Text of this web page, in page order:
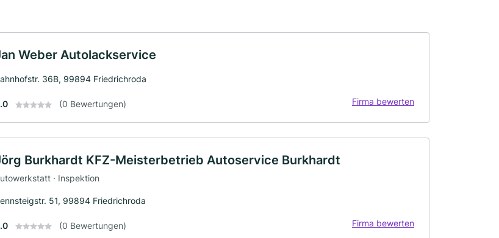
Weber Autolackservice
36B, 99894 Friedrichroda
(0 Bewertungen) Firma bewerten
Burkhardt KFZ-Meisterbetrieb Autoservice Burkhardt
· Inspektion
51, 99894 Friedrichroda
(0 Bewertungen) Firma bewerten